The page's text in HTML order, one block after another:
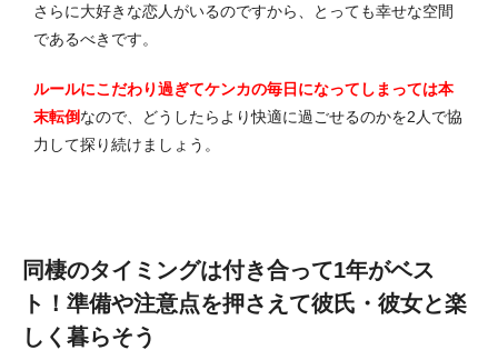
さらに大好きな恋人がいるのですから、とっても幸せな空間
であるべきです。
ルールにこだわり過ぎてケンカの毎日になってしまっては本
末転倒なので、どうしたらより快適に過ごせるのかを2人で協
力して探り続けましょう。
同棲のタイミングは付き合って1年がベス
ト！準備や注意点を押さえて彼氏・彼女と楽
しく暮らそう